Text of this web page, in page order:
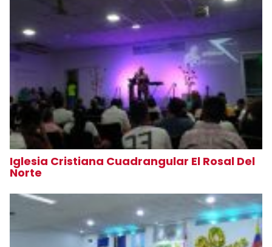
Iglesia Cristiana Cuadrangular El Rosal Del
Norte